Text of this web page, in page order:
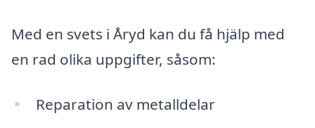
Med en svets i Åryd kan du få hjälp med
en rad olika uppgifter, såsom:
Reparation av metalldelar